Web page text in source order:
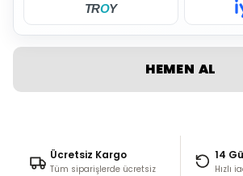
TROY
HEMEN AL
Ücretsiz Kargo
Tüm siparişlerde ücretsiz
14
Hızlı